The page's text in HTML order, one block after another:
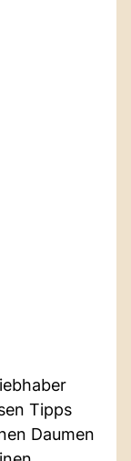
Tipps
Daumen